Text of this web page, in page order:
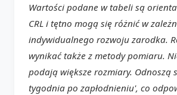
Wartości podane w tabeli są
CRL i tętno mogą się różnić w
indywidualnego rozwoju zarodka.
wynikać także z metody pomiaru.
podają większe rozmiary. Odnoszą
tygodnia po zapłodnieniu', co